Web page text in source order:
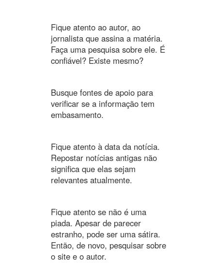
Fique atento ao autor, ao
jornalista que assina a matéria.
Faça uma pesquisa sobre ele. É
confiável? Existe mesmo?
Busque fontes de apoio para
verificar se a informação tem
embasamento.
Fique atento à data da notícia.
Repostar notícias antigas não
significa que elas sejam
relevantes atualmente.
Fique atento se não é uma
piada. Apesar de parecer
estranho, pode ser uma sátira.
Então, de novo, pesquisar sobre
o site e o autor.